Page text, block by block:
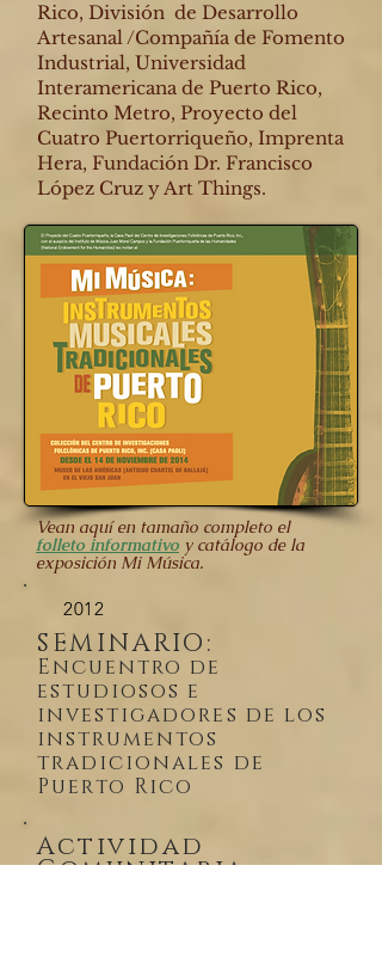
Rico, División de Desarrollo
Artesanal /Compañía de Fomento
Industrial, Universidad
Interamericana de Puerto Rico,
Recinto Metro, Proyecto del
Cuatro Puertorriqueño, Imprenta
Hera, Fundación Dr. Francisco
López Cruz y Art Things.
Vean aquí en tamaño completo el
folleto informativo y catálogo de la
exposición Mi Música.
2012
SEMINARIO:
Encuentro de
estudiosos e
investigadores de los
instrumentos
tradicionales de
Puerto Rico
Actividad
Comunitaria: